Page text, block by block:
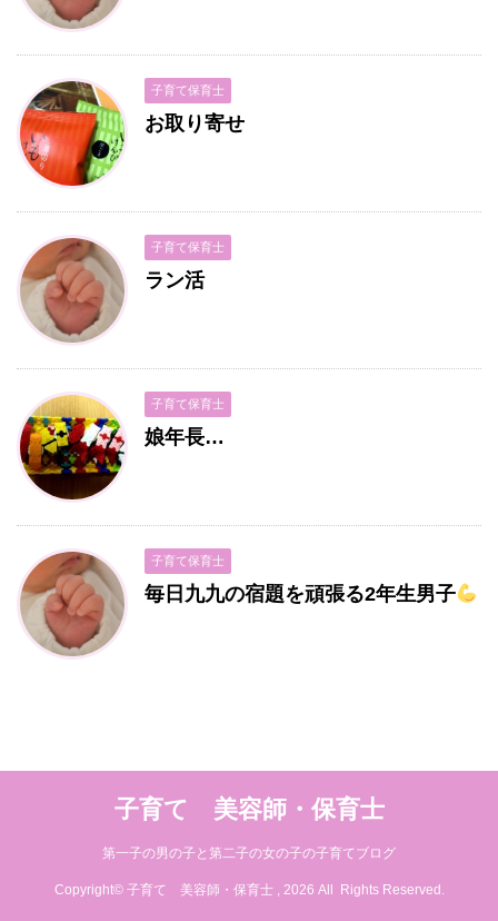
子育て保育士
お取り寄せ
子育て保育士
ラン活
子育て保育士
娘年長…
子育て保育士
毎日九九の宿題を頑張る2年生男子
子育て 美容師・保育士
第一子の男の子と第二子の女の子の子育てブログ
Copyright© 子育て 美容師・保育士 , 2026 All Rights Reserved.